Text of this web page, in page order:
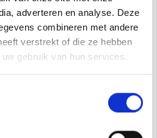
adverteren en analyse. Deze
combineren met andere
verstrekt of die ze hebben
gebruik van hun services.